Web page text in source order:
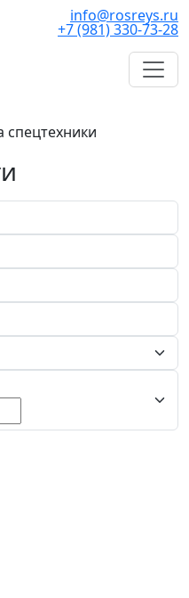
info@rosreys.ru
+7 (981) 330-73-28
спецтехники